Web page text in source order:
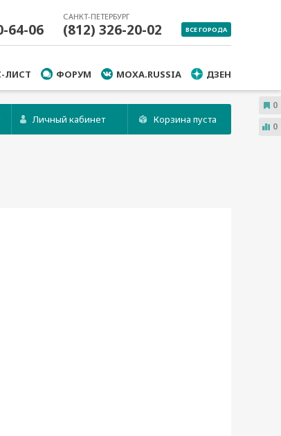
64-06
САНКТ-ПЕТЕРБУРГ
(812) 326-20-02 ВСЕ ГОРОДА
ЛИСТ
ФОРУМ MOXA.RUSSIA ДЗЕН
Личный кабинет Корзина пуста
0
0